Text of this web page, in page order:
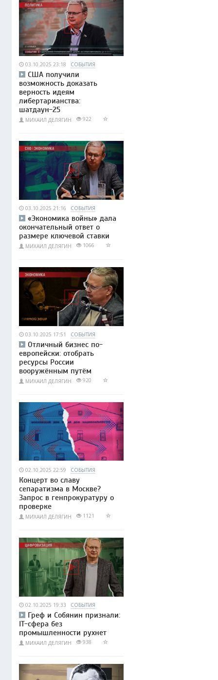
03.10.2025 23:18 СОБЫТИЯ
США получили
возможность доказать
верность идеям
либертарианства:
шатдаун-25
МИХАИЛ ДЕЛЯГИН 922
03.10.2025 21:16 СОБЫТИЯ
«Экономика войны» дала
окончательный ответ о
размере ключевой ставки
МИХАИЛ ДЕЛЯГИН 1066
03.10.2025 17:51 СОБЫТИЯ
Отличный бизнес по-
европейски: отобрать
ресурсы России
вооружённым путём
МИХАИЛ ДЕЛЯГИН 920
02.10.2025 22:59 СОБЫТИЯ
Концерт во славу
сепаратизма в Москве?
Запрос в генпрокуратуру о
проверке
МИХАИЛ ДЕЛЯГИН 1121
02.10.2025 19:33 СОБЫТИЯ
Греф и Собянин признали:
IT-сфера без
промышленности рухнет
МИХАИЛ ДЕЛЯГИН 938